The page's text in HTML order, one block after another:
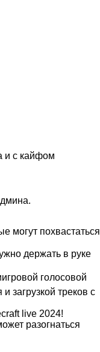
и с кайфом
могут похвастаться
держать в руке
голосовой
загрузкой треков с
live 2024!
разогнаться